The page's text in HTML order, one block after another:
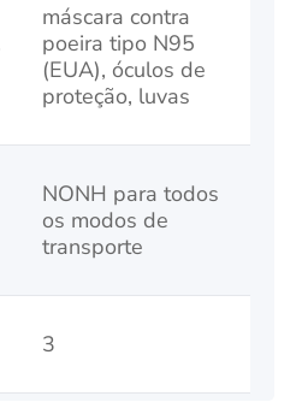
máscara contra
poeira tipo N95
(EUA), óculos de
proteção, luvas
NONH para todos
os modos de
transporte
3